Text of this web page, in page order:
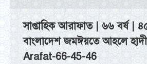
সাপ্তাহিক আরাফাত | ৬৬ বর্ষ |
বাংলাদেশ জমঈয়তে আহলে
Arafat-66-45-46